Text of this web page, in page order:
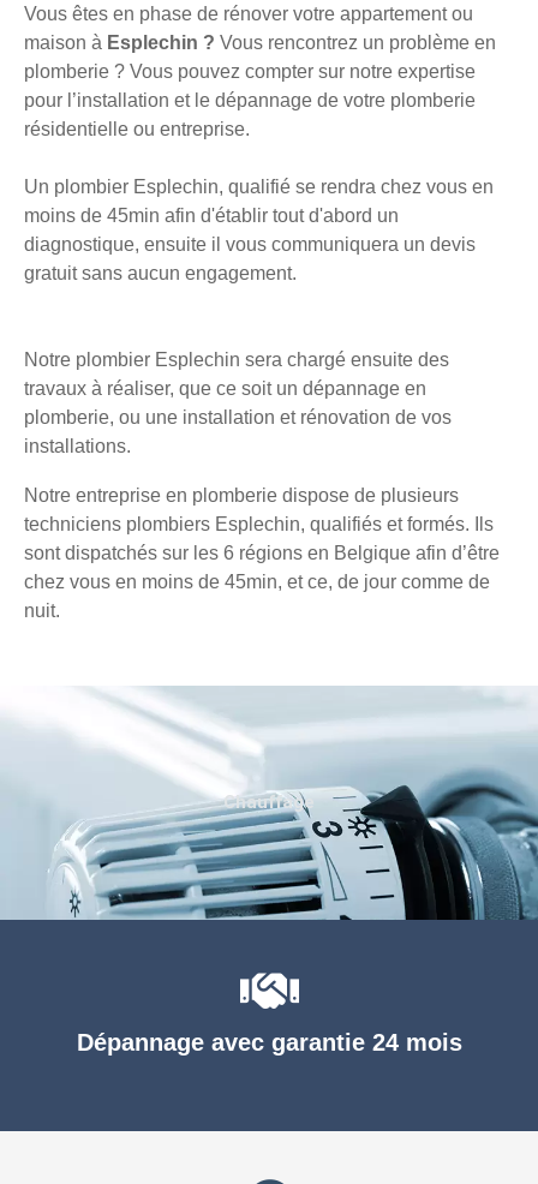
Vous êtes en phase de rénover votre appartement ou
maison à Esplechin ? Vous rencontrez un problème en
plomberie ? Vous pouvez compter sur notre expertise
pour l’installation et le dépannage de votre plomberie
résidentielle ou entreprise.
Un plombier Esplechin, qualifié se rendra chez vous en
moins de 45min afin d'établir tout d'abord un
diagnostique, ensuite il vous communiquera un devis
gratuit sans aucun engagement.
Notre plombier Esplechin sera chargé ensuite des
travaux à réaliser, que ce soit un dépannage en
plomberie, ou une installation et rénovation de vos
installations.
Notre entreprise en plomberie dispose de plusieurs
techniciens plombiers Esplechin, qualifiés et formés. Ils
sont dispatchés sur les 6 régions en Belgique afin d’être
chez vous en moins de 45min, et ce, de jour comme de
nuit.
Dépannage avec garantie 24 mois
Chauffage